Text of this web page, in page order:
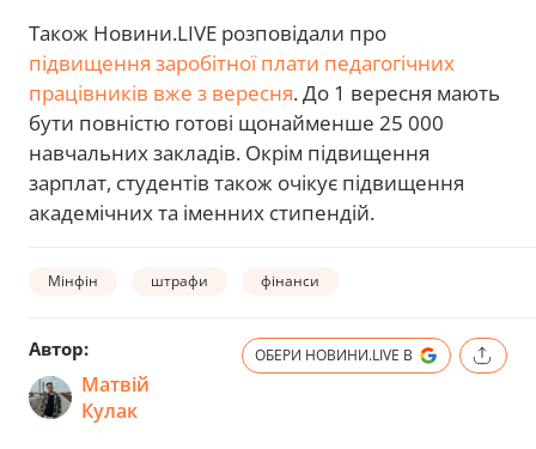
Також Новини.LIVE розповідали про
підвищення заробітної плати педагогічних
працівників вже з вересня. До 1 вересня мають
бути повністю готові щонайменше 25 000
навчальних закладів. Окрім підвищення
зарплат, студентів також очікує підвищення
академічних та іменних стипендій.
Мінфін штрафи фінанси
Автор:
Матвій
Кулак
ОБЕРИ НОВИНИ.LIVE В